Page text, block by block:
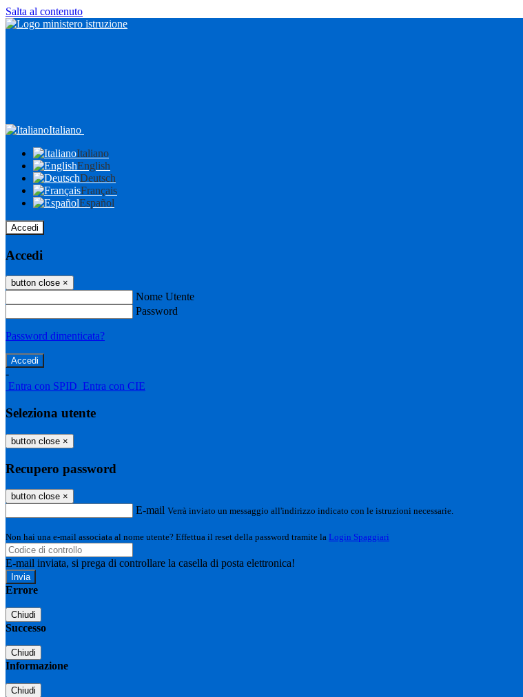
Salta al contenuto
Italiano
Italiano
English
Deutsch
Français
Español
Accedi
Accedi
button close ×
Nome Utente
Password
Password dimenticata?
-
Entra con SPID Entra con CIE
Seleziona utente
button close ×
Recupero password
button close ×
E-mail Verrà inviato un messaggio all'indirizzo indicato con le istruzioni necessarie.
Non hai una e-mail associata al nome utente? Effettua il reset della password tramite la Login Spaggiari
E-mail inviata, si prega di controllare la casella di posta elettronica!
Errore
Chiudi
Successo
Chiudi
Informazione
Chiudi